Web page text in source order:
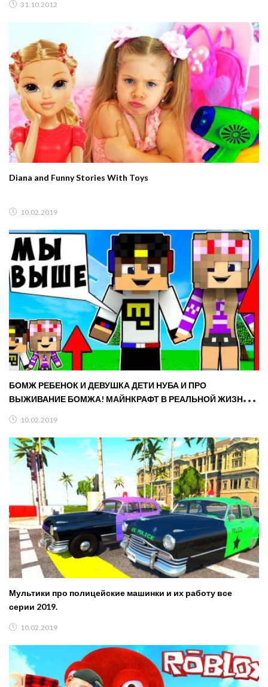
31.10.2012
Diana and Funny Stories With Toys
10.02.2019
БОМЖ РЕБЕНОК И ДЕВУШКА ДЕТИ НУБА И ПРО
ВЫЖИВАНИЕ БОМЖА! МАЙНКРАФТ В РЕАЛЬНОЙ ЖИЗНИ
10.02.2019
Мультики про полицейские машинки и их работу все
серии 2019.
10.02.2019